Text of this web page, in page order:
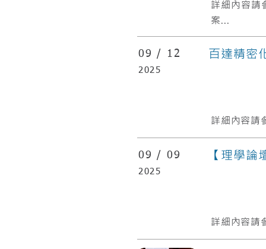
詳細內容請
案...
09 / 12
2025
百達精密
詳細內容請
09 / 09
2025
【理學
詳細內容請